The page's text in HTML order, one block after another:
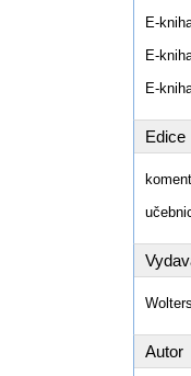
E-
E-
E-
Edice
Autor